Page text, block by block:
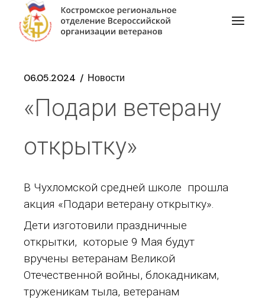
06.05.2024 Новости
«Подари ветерану
открытку»
В Чухломской средней школе прошла
акция «Подари ветерану открытку».
Дети изготовили праздничные
открытки, которые 9 Мая будут
вручены ветеранам Великой
Отечественной войны, блокадникам,
труженикам тыла, ветеранам